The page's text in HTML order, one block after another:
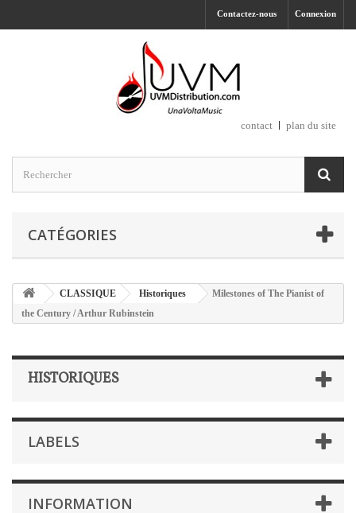
Connexion
Contactez-nous
contact plan du site
CATÉGORIES
CLASSIQUE Historiques
Milestones of The Pianist of
the Century / Arthur Rubinstein
HISTORIQUES
LABELS
INFORMATION